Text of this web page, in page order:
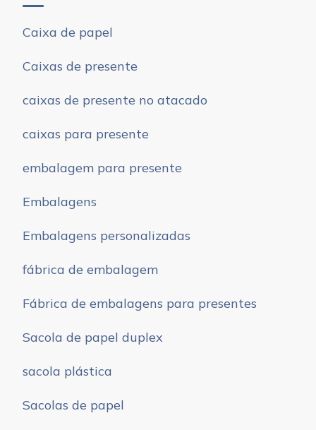
Caixa de papel
Caixas de presente
caixas de presente no atacado
caixas para presente
embalagem para presente
Embalagens
Embalagens personalizadas
fábrica de embalagem
Fábrica de embalagens para presentes
Sacola de papel duplex
sacola plástica
Sacolas de papel